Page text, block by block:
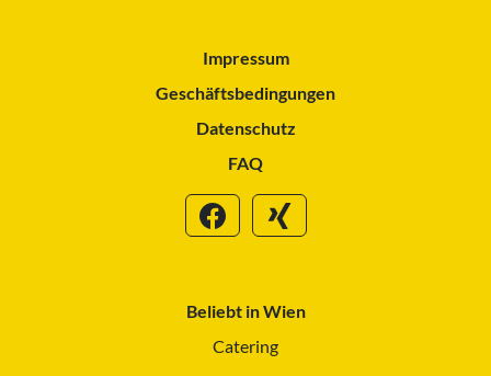
Impressum
Geschäftsbedingungen
Datenschutz
FAQ
Beliebt in Wien
Catering